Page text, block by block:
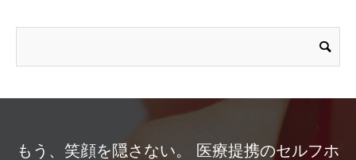
もう、笑顔を隠さない。 医療提携のセルフホ